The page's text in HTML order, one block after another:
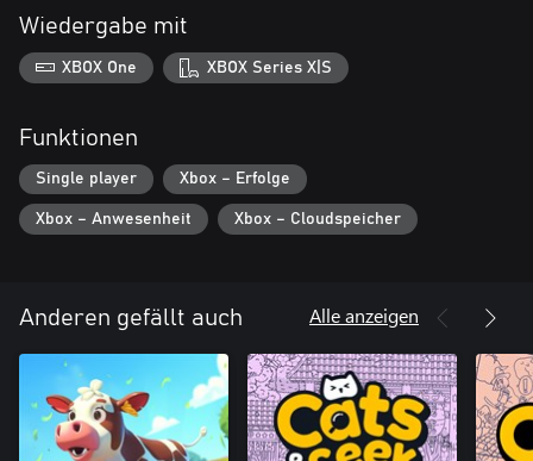
Wiedergabe mit
XBOX One XBOX Series X|S
Funktionen
Single player Xbox – Erfolge
Xbox – Anwesenheit Xbox – Cloudspeicher
Anderen gefällt auch Alle anzeigen